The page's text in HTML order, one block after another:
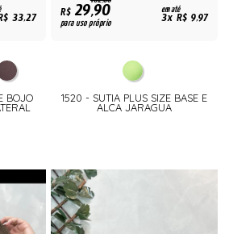
33,27
BOJO
R$29,90
para uso próprio
em até
3x R$ 9,97
1520 - SUTIA PLUS SIZE BASE E
ALCA JARAGUA